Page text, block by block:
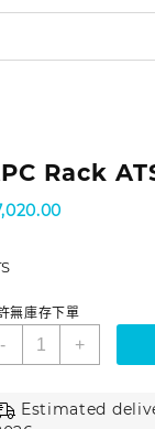
Rack
無庫存下單
- +
Estimated